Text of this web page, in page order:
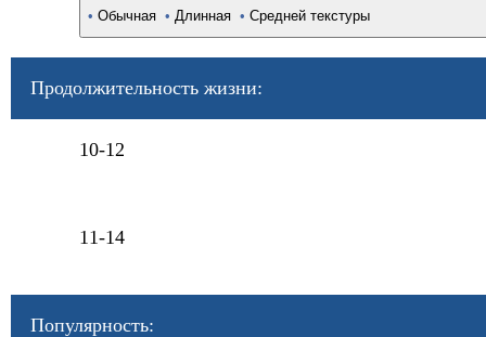
• Обычная • Длинная • Средней текстуры
Продолжительность жизни:
10-12
11-14
Популярность: